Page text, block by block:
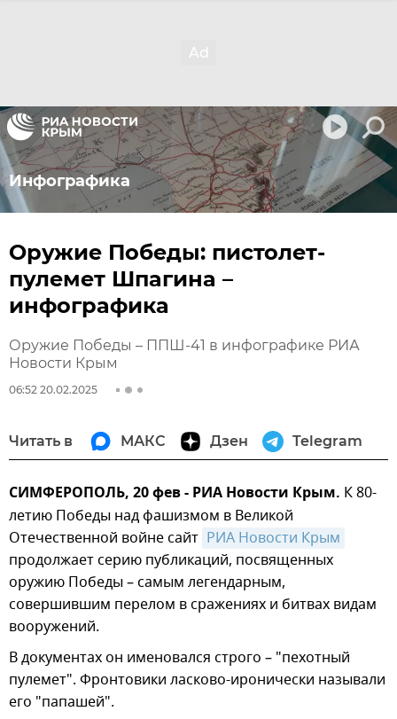
Инфографика
Оружие Победы: пистолет-
пулемет Шпагина –
инфографика
Оружие Победы – ППШ-41 в инфографике РИА
Новости Крым
06:52 20.02.2025
Читать в МАКС Дзен Telegram
СИМФЕРОПОЛЬ, 20 фев - РИА Новости Крым. К 80-
летию Победы над фашизмом в Великой
Отечественной войне сайт РИА Новости Крым
продолжает серию публикаций, посвященных
оружию Победы – самым легендарным,
совершившим перелом в сражениях и битвах видам
вооружений.
В документах он именовался строго – "пехотный
пулемет". Фронтовики ласково-иронически называли
его "папашей".